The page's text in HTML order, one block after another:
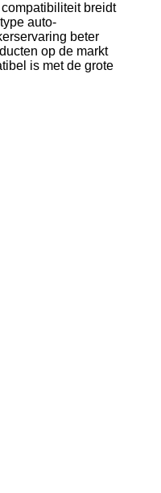
breidt
auto-
beter
op de markt
is met de grote